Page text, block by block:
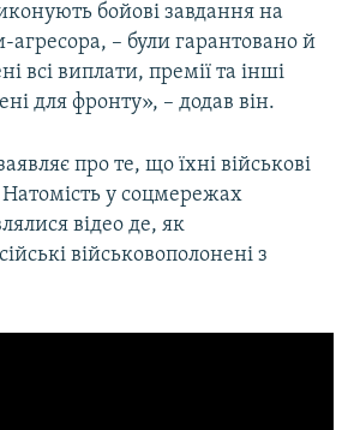
бойові завдання на
агресора, – були гарантовано й
всі виплати, премії та інші
для фронту», – додав він.
про те, що їхні військові
у соцмережах
відео де, як
військовополонені з